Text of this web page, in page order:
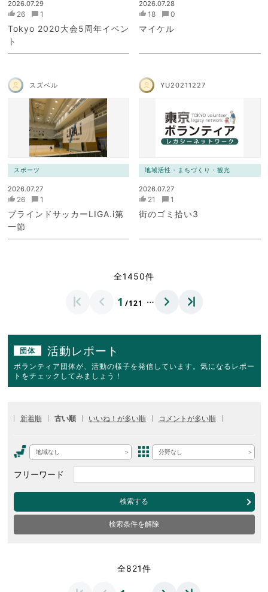
2026.07.29
26 1
Tokyo 2020大会5周年イベン
ト
2026.07.28
18 0
マイケル
スズベル
スポーツ
2026.07.27
26 1
ブラインドサッカーLIGA.i第
一節
YU20211227
地域活性・まちづくり・観光
2026.07.27
21 1
街のゴミ拾い3
全1450件
1 /121 …
団体 活動レポート
ボランティア団体が、活動の様子を発信しています。気になるレポー
トをチェックしてみましょう！
新着順 古い順 いいね！が多い順 コメントが多い順
地域なし 分野なし
フリーワード
検索する
検索条件を解除
全821件